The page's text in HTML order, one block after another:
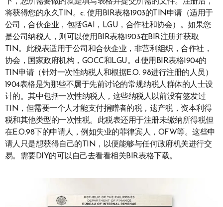
将获得您的永久TIN。c. 使用BIR表格1903的TIN申请（适用于
公司，合伙企业，包括GAI，LGU，合作社和协会）。如果您
是公司纳税人，则可以使用BIR表格1903在BIR注册并获取
TIN。此税表适用于公司和合伙企业，非营利组织，合作社，
协会，国家政府机构，GOCC和LGU。d.使用BIR表格1904的
TIN申请（针对一次性纳税人和根据E.O. 98进行注册的人员）
1904表格是为那些不属于先前讨论的常规纳税人群体的人士设
计的。其中包括一次性纳税人，这些纳税人以前没有签发过
TIN，但需要一个人才能支付捐赠者的税，遗产税，资本利得
税和其他类型的一次性税。此税表还用于注册未缴纳所得税但
在E.O.98下的申请人，例如失业的菲律宾人，OFW等。这些申
请人只是想获得自己的TIN，以便能够与任何政府机关进行交
易。需要DIY的可以自己去看看相关BIR表格下载。